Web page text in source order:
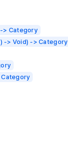
> Category
-> Void) -> Category
Category